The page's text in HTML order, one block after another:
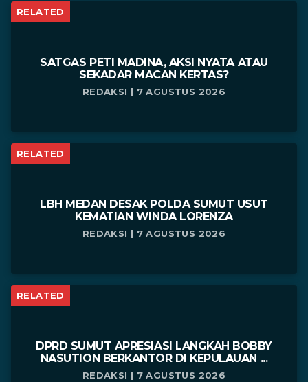
RELATED
SATGAS PETI MADINA, AKSI NYATA ATAU
SEKADAR MACAN KERTAS?
REDAKSI | 7 AGUSTUS 2026
RELATED
LBH MEDAN DESAK POLDA SUMUT USUT
KEMATIAN WINDA LORENZA
REDAKSI | 7 AGUSTUS 2026
RELATED
DPRD SUMUT APRESIASI LANGKAH BOBBY
NASUTION BERKANTOR DI KEPULAUAN ...
REDAKSI | 7 AGUSTUS 2026